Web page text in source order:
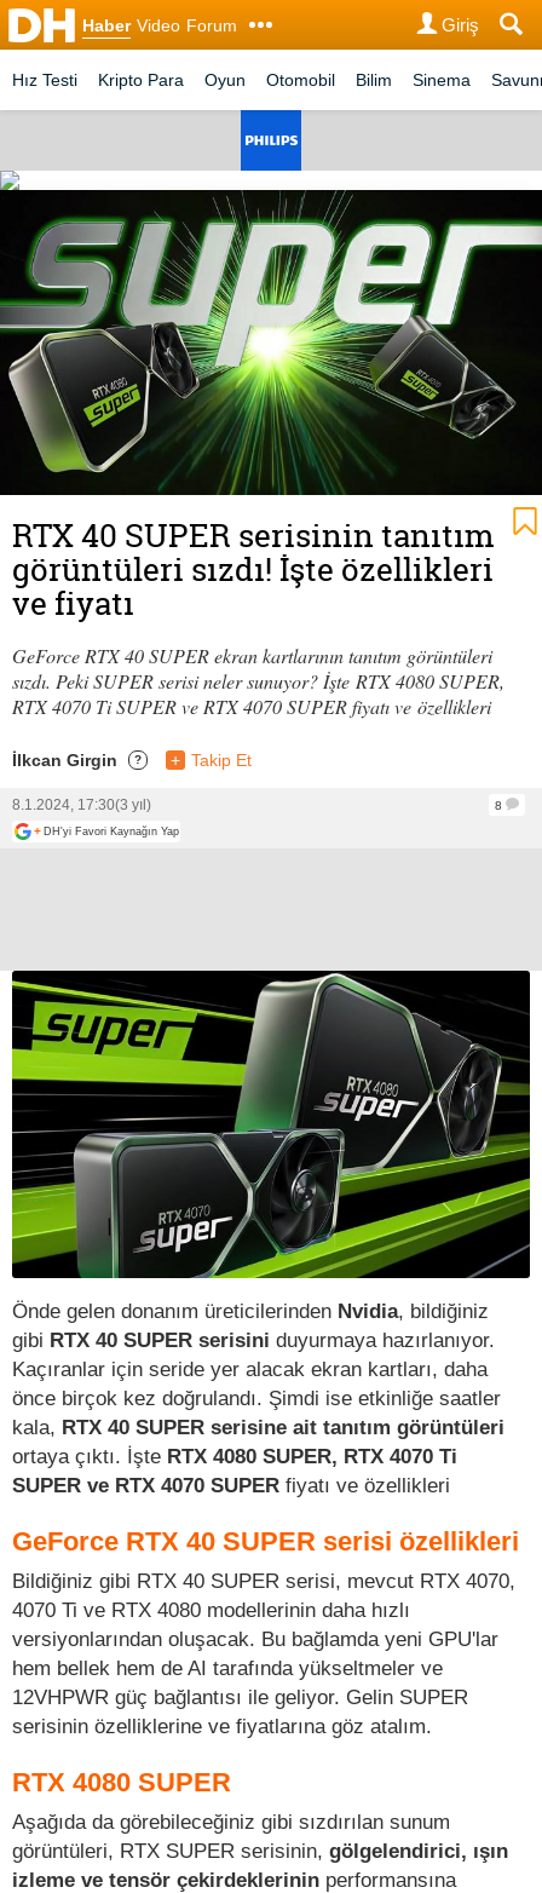
Haber Video Forum Giriş
Hız Testi Kripto Para Oyun Otomobil Bilim Sinema
RTX 40 SUPER serisinin tanıtım
görüntüleri sızdı! İşte özellikleri
ve fiyatı
GeForce RTX 40 SUPER ekran kartlarının tanıtım görüntüleri
sızdı. Peki SUPER serisi neler sunuyor? İşte RTX 4080 SUPER,
RTX 4070 Ti SUPER ve RTX 4070 SUPER fiyatı ve özellikleri
İlkcan Girgin ? + Takip Et
8.1.2024, 17:30(3 yıl)
8
+ DH'yi Favori Kaynağın Yap
Önde gelen donanım üreticilerinden Nvidia, bildiğiniz
gibi RTX 40 SUPER serisini duyurmaya hazırlanıyor.
Kaçıranlar için seride yer alacak ekran kartları, daha
önce birçok kez doğrulandı. Şimdi ise etkinliğe saatler
kala, RTX 40 SUPER serisine ait tanıtım görüntüleri
ortaya çıktı. İşte RTX 4080 SUPER, RTX 4070 Ti
SUPER ve RTX 4070 SUPER fiyatı ve özellikleri
GeForce RTX 40 SUPER serisi özellikleri
Bildiğiniz gibi RTX 40 SUPER serisi, mevcut RTX 4070,
4070 Ti ve RTX 4080 modellerinin daha hızlı
versiyonlarından oluşacak. Bu bağlamda yeni GPU'lar
hem bellek hem de AI tarafında yükseltmeler ve
12VHPWR güç bağlantısı ile geliyor. Gelin SUPER
serisinin özelliklerine ve fiyatlarına göz atalım.
RTX 4080 SUPER
Aşağıda da görebileceğiniz gibi sızdırılan sunum
görüntüleri, RTX SUPER serisinin, gölgelendirici, ışın
izleme ve tensör çekirdeklerinin performansına